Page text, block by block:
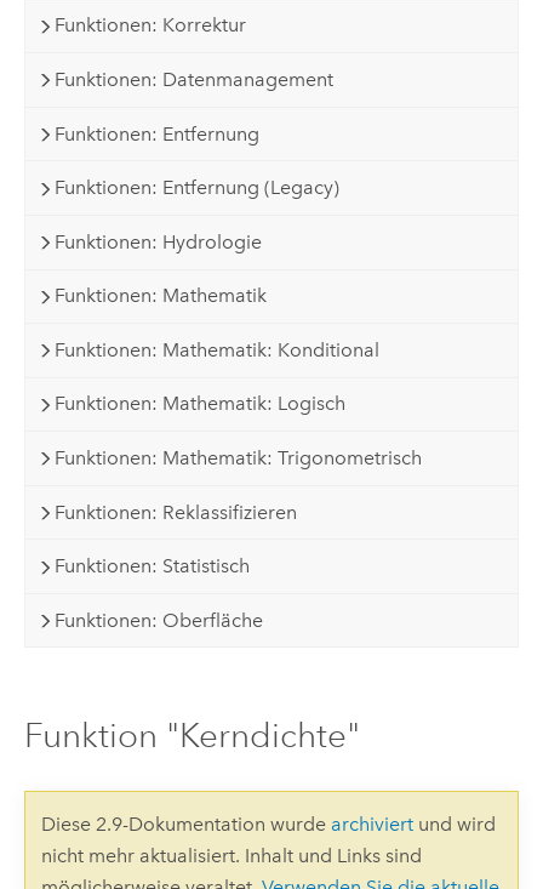
Funktionen: Korrektur
Funktionen: Datenmanagement
Funktionen: Entfernung
Funktionen: Entfernung (Legacy)
Funktionen: Hydrologie
Funktionen: Mathematik
Funktionen: Mathematik: Konditional
Funktionen: Mathematik: Logisch
Funktionen: Mathematik: Trigonometrisch
Funktionen: Reklassifizieren
Funktionen: Statistisch
Funktionen: Oberfläche
Funktion "Kerndichte"
Diese 2.9-Dokumentation wurde archiviertund wird
nicht mehr aktualisiert. Inhalt und Links sind